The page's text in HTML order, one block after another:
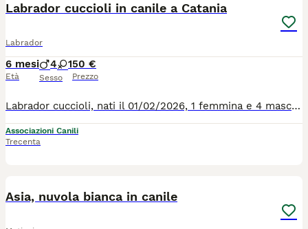
Labrador cuccioli in canile a Catania
Labrador
6 mesi
Età
4 1
Sesso
50 €
Prezzo
Labrador cuccioli, nati il 01/02/2026, 1 femmina e 4 maschi. Trovati soli soletti abbandonati in campagna, senza madre, senza cibo, pieni di parassiti . Ora sono al sicuro, ma certamente non sono in un bel posto per dei cuccioli. Chi vuole tirare fuori dal canile un cucciolo, per risparmiarli la sofferenza del canile ? I cuccioli si trovano a Catania, ma possono arrivare in tutta italia con la staffetta ! Per tutte le info chiamate il 00393714497821
Associazioni Canili
Trecenta
Asia, nuvola bianca in canile